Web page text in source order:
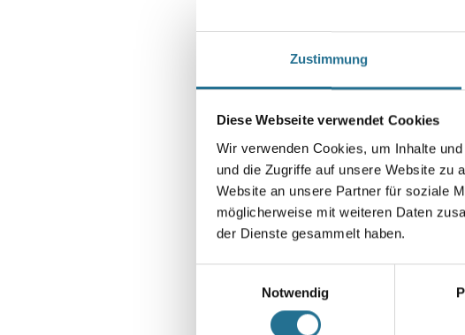
Zustimmung
Diese Webseite verwendet Cookies
Wir verwenden Cookies, um Inhalte
und die Zugriffe auf unsere Website zu
Website an unsere Partner für soziale
möglicherweise mit weiteren Daten
der Dienste gesammelt haben.
Notwendig